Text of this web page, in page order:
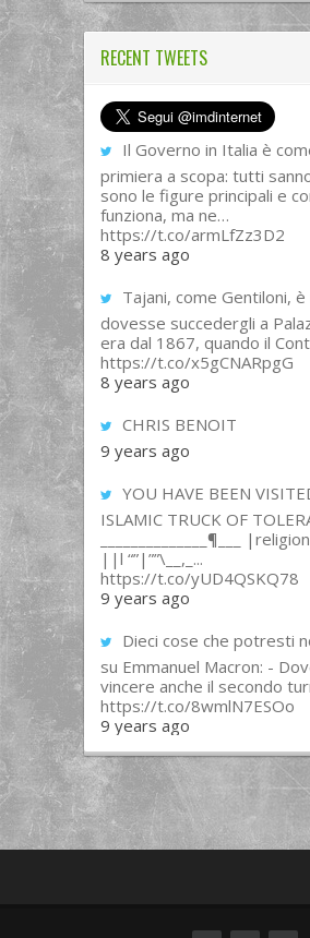
RECENT TWEETS
Il Governo in Italia è
primiera a scopa: tutti
sono le figure principali e
funziona, ma ne…
https://t.co/armLfZz3D2
8 years ago
Tajani, come Gentiloni, è
dovesse succedergli a
era dal 1867, quando il
https://t.co/x5gCNARpgG
8 years ago
CHRIS BENOIT
9 years ago
YOU HAVE BEEN
ISLAMIC TRUCK OF
______________¶___
||l “”|””\__,_...
https://t.co/yUD4QSKQ78
9 years ago
Dieci cose che potresti
su Emmanuel Macron: -
vincere anche il secondo
https://t.co/8wmlN7ESOo
9 years ago